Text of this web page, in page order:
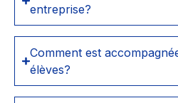
entreprise?
Comment est
élèves?